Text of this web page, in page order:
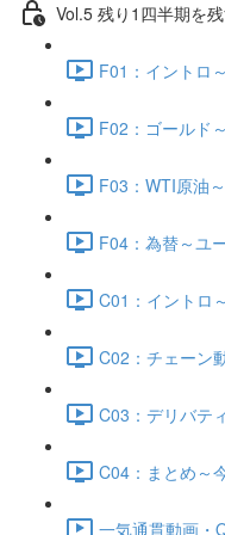
Vol.5 残り1四半期を
F01：イントロ
F02：ゴールド
F03：WTI原油
F04：為替～ユ
C01：イントロ
C02：チェーン
C03：デリバテ
C04：まとめ～
一気通貫動画・